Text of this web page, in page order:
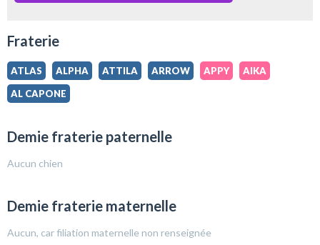
Fraterie
ATLAS ALPHA ATTILA ARROW APPY
AIKA
AL CAPONE
Demie fraterie paternelle
Aucun chien
Demie fraterie maternelle
Aucun, car filiation maternelle non renseignée